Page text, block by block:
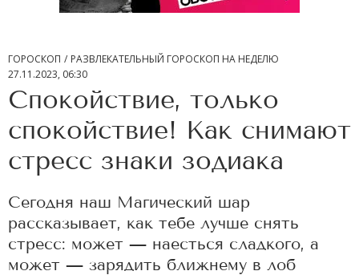
ГОРОСКОП
РАЗВЛЕКАТЕЛЬНЫЙ ГОРОСКОП НА НЕДЕЛЮ
27.11.2023, 06:30
Спокойствие, только
спокойствие! Как снимают
стресс знаки зодиака
Сегодня наш Магический шар
рассказывает, как тебе лучше снять
стресс: может — наесться сладкого, а
может — зарядить ближнему в лоб